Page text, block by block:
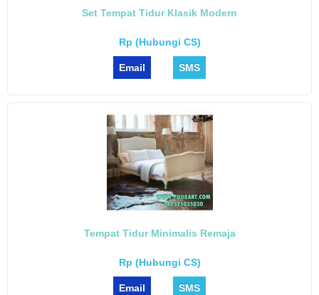
Set Tempat Tidur Klasik Modern
Rp (Hubungi CS)
Email SMS
Tempat Tidur Minimalis Remaja
Rp (Hubungi CS)
Email SMS